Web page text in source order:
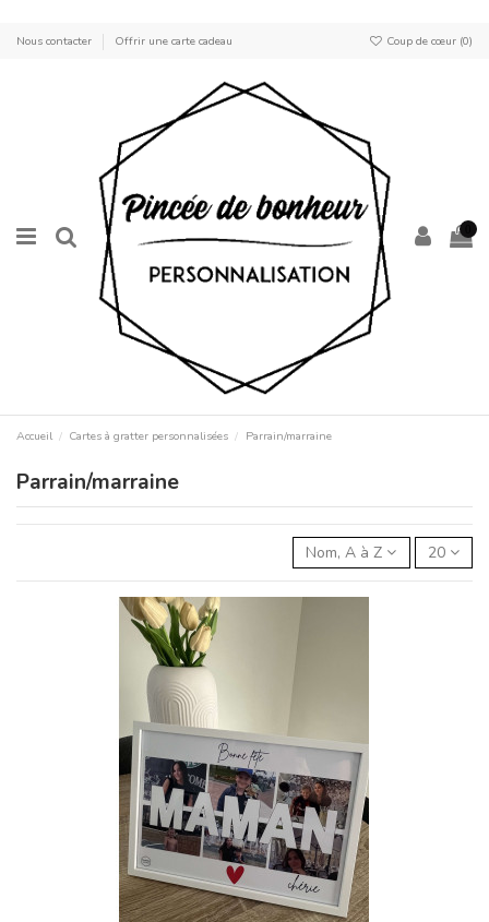
Nous contacter Offrir une carte cadeau Coup de cœur (0)
Accueil Cartes à gratter personnalisées Parrain/marraine
Parrain/marraine
Nom, A à Z 20